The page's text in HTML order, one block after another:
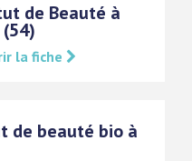
de Beauté à
la fiche
de beauté bio à